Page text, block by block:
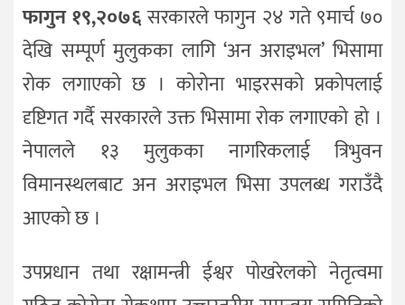
फागुन १९,२०७६सरकारले फागुन २४ गते ९मार्च ७०
देखि सम्पूर्ण मुलुकका लागि ‘अन अराइभल’ भिसामा
रोक लगाएको छ । कोरोना भाइरसको प्रकोपलाई
दृष्टिगत गर्दै सरकारले उक्त भिसामा रोक लगाएको हो ।
नेपालले १३ मुलुकका नागरिकलाई त्रिभुवन
विमानस्थलबाट अन अराइभल भिसा उपलब्ध गराउँदै
आएको छ ।
उपप्रधान तथा रक्षामन्त्री ईश्वर पोखरेलको नेतृत्वमा